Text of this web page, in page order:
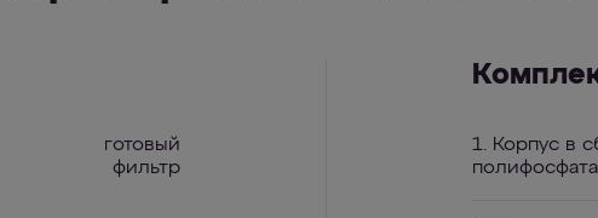
готовый
фильтр
1. Корпус в